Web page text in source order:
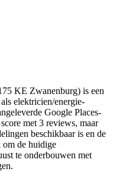
KE Zwanenburg) is een
elektricien/energie-
Google Places-
met 3 reviews, maar
beschikbaar is en de
om de huidige
te onderbouwen met